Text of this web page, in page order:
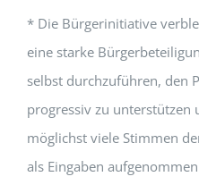
* Die Bürgerinitiative
eine starke
selbst durchzuführen, den
progressiv zu unterstützen
möglichst viele Stimmen
als Eingaben